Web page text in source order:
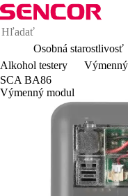
Osobná starostlivosť
Alkohol testery
SCA BA86
Výmenný modul